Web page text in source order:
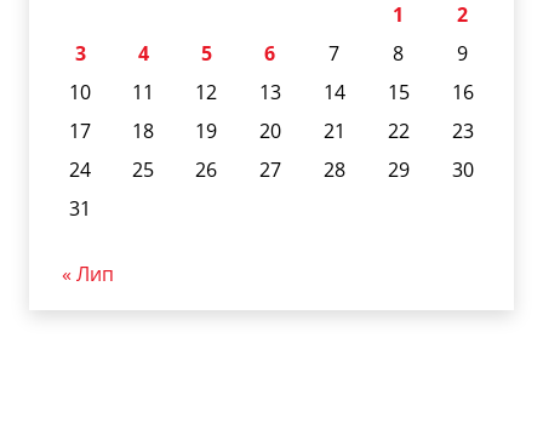
1
2
3
4 5 6 7 8
9
10
11 12 13 14 15
16
17
18 19 20 21 22
23
24
25 26 27 28 29
30
31
« Лип